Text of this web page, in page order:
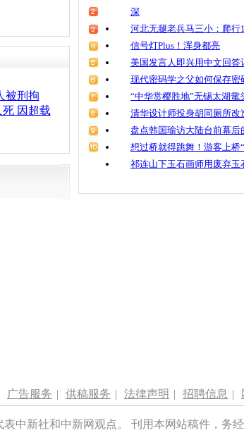
被刑拘
因超载
深
河北无腿老兵马三小：爬行
信号灯Plus！浑身都亮
美国发言人即兴用中文回答
现代密码学之父如何保存
“中华赏樱胜地”无锡太湖鼋
清华设计师投身胡同厕所改
盘点韩国瑜访大陆台前幕后
想过桥就得跳舞！游客上桥
祁连山下玉石画师用废弃玉
广告服务 | 供稿服务 | 法律声明 | 招聘信息 |
中新社和中新网观点。 刊用本网站稿件，务经